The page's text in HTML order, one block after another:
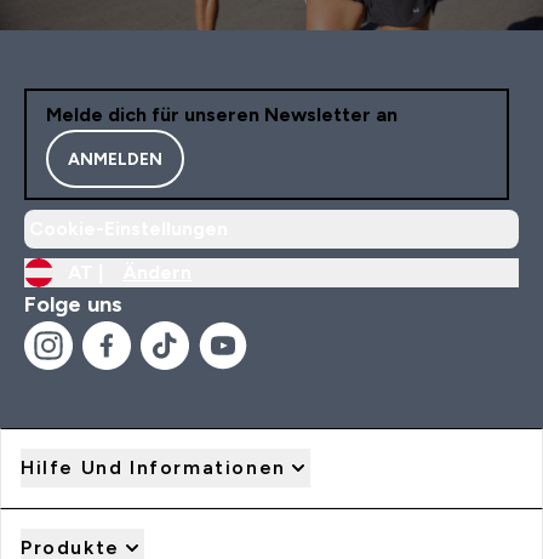
Melde dich für unseren Newsletter an
ANMELDEN
Folge uns
Hilfe Und Informationen
Produkte